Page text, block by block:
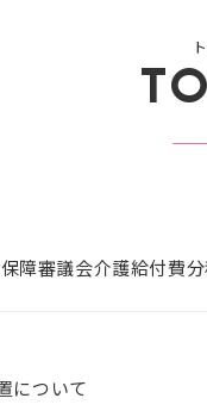
障審議会介護給付費
について